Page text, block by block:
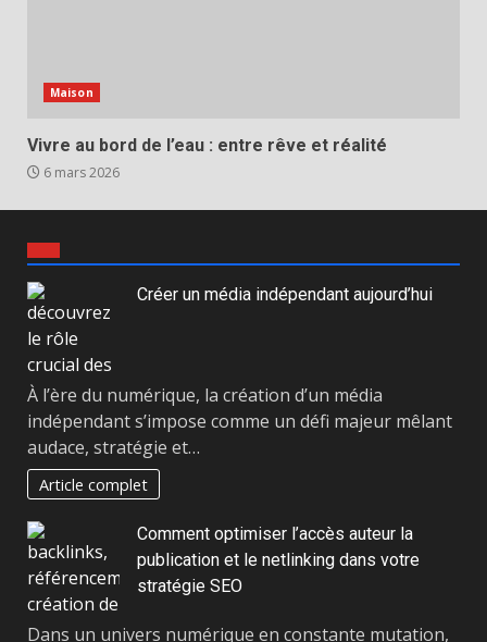
Maison
Vivre au bord de l’eau : entre rêve et réalité
6 mars 2026
Créer un média indépendant aujourd’hui
À l’ère du numérique, la création d’un média
indépendant s’impose comme un défi majeur mêlant
audace, stratégie et…
Article complet
Comment optimiser l’accès auteur la
publication et le netlinking dans votre
stratégie SEO
Dans un univers numérique en constante mutation,